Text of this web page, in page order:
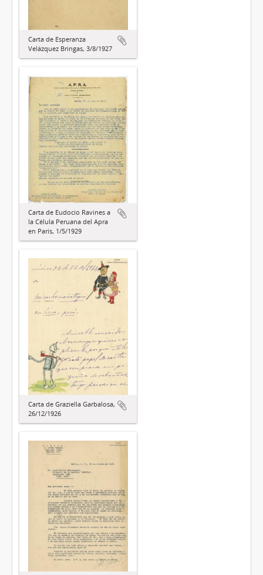
Carta de Esperanza
Velázquez Bringas, 3/8/1927
Carta de Eudocio Ravines a
la Célula Peruana del Apra
en París, 1/5/1929
Carta de Graziella Garbalosa,
26/12/1926